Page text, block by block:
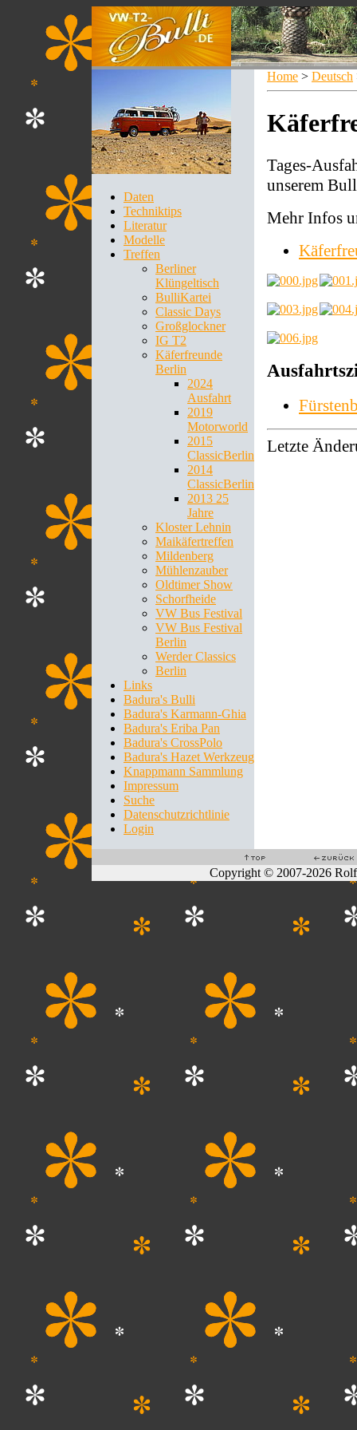
Daten
Techniktips
Literatur
Modelle
Treffen
Berliner
Klüngeltisch
BulliKartei
Classic Days
Großglockner
IG T2
Käferfreunde
Berlin
2024
Ausfahrt
2019
Motorworld
2015
ClassicBerlin
2014
ClassicBerlin
2013 25
Jahre
Kloster Lehnin
Maikäfertreffen
Mildenberg
Mühlenzauber
Oldtimer Show
Schorfheide
VW Bus Festival
VW Bus Festival
Berlin
Werder Classics
Berlin
Links
Badura's Bulli
Badura's Karmann-Ghia
Badura's Eriba Pan
Badura's CrossPolo
Badura's Hazet Werkzeug
Knappmann Sammlung
Impressum
Suche
Datenschutzrichtlinie
Login
Home > Deutsch
Tages-
unserem
Mehr Infos
Letzte
Copyright © 2007-2026